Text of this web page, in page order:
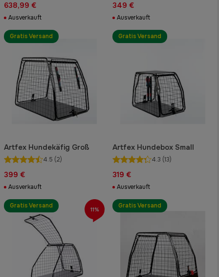
638,99 €
Ausverkauft
349 €
Ausverkauft
Artfex Hundekäfig Groß
4.5 (2)
399 €
Ausverkauft
Gratis Versand
Artfex Hundebox Small
4.3 (13)
319 €
Ausverkauft
Gratis Versand
Gratis Versand 11% Gratis Versand